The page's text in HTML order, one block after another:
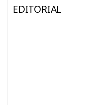
EDITORIAL